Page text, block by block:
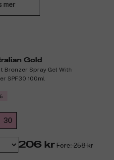
passar alla med en aktiv
mer
Gold
Bronzer Spray Gel With
SPF30 100ml
30
206 kr Före: 258 kr